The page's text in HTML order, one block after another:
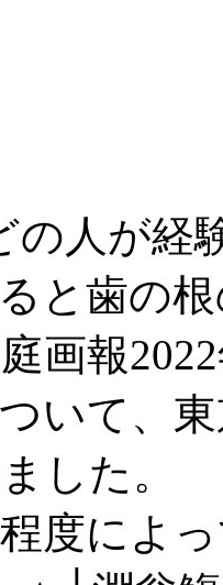
の人が経
と歯の
画報
いて、
した。
度によ